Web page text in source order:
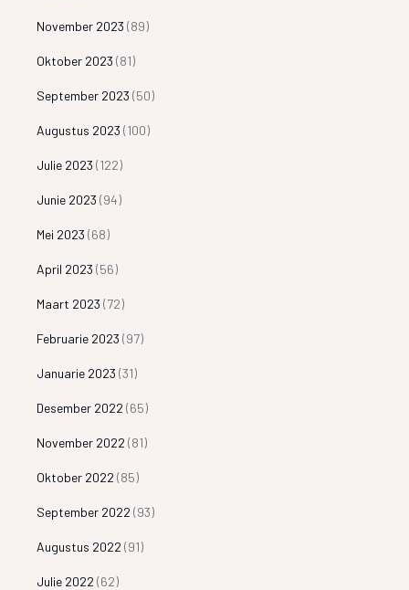
November 2023 (89)
Oktober 2023 (81)
September 2023 (50)
Augustus 2023 (100)
Julie 2023 (122)
Junie 2023 (94)
Mei 2023 (68)
April 2023 (56)
Maart 2023 (72)
Februarie 2023 (97)
Januarie 2023 (31)
Desember 2022 (65)
November 2022 (81)
Oktober 2022 (85)
September 2022 (93)
Augustus 2022 (91)
Julie 2022 (62)